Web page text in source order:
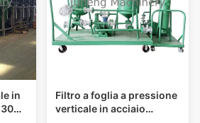
in
Filtro a foglia a pressione
verticale in acciaio